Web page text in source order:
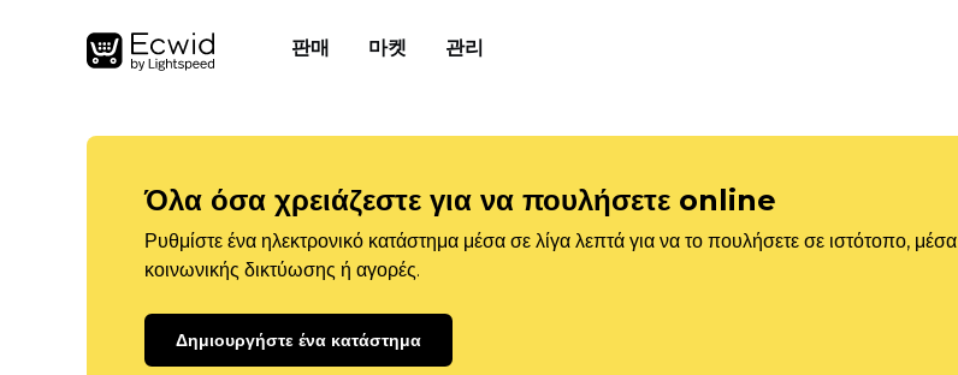
판매 마켓 관리
Όλα όσα χρειάζεστε για να πουλήσετε online
Ρυθμίστε ένα ηλεκτρονικό κατάστημα μέσα σε λίγα λεπτά για να το πουλήσετε σε ιστότοπο, μέσα
κοινωνικής δικτύωσης ή αγορές.
Δημιουργήστε ένα κατάστημα